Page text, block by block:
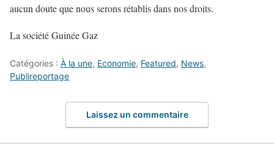
aucun doute que nous serons rétablis dans nos droits.
La société Guinée Gaz
Catégories : À la une, Economie, Featured, News,
Publireportage
Laissez un commentaire